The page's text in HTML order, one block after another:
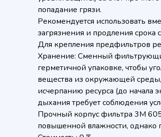
попадание грязи.
Рекомендуется использовать
загрязнения и продления срока
Для крепления предфильтров
Хранение: Сменный
герметичной упаковке, чтобы
вещества из окружающей
исчерпанию ресурса (до начала
дыхания требует соблюдения
Прочный корпус фильтра 3M
повышенной влажности, однако